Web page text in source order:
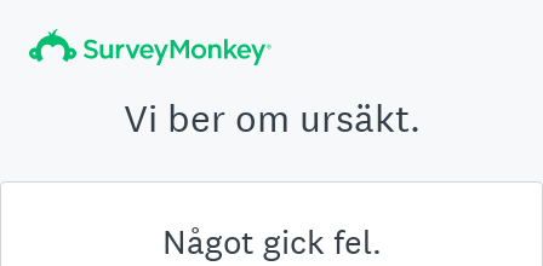
Vi ber om ursäkt.
Något gick fel.